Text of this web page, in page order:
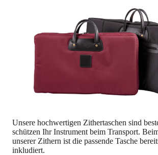
Unsere hochwertigen Zithertaschen sind
schützen Ihr Instrument beim Transport.
unserer Zithern ist die passende Tasche
inkludiert.